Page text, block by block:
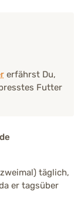
erfährst Du,
Futter
täglich,
er tagsüber